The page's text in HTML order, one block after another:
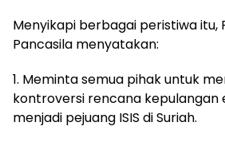
Menyikapi berbagai peristiwa itu,
Pancasila menyatakan:
1. Meminta semua pihak untuk
kontroversi rencana kepulangan
menjadi pejuang ISIS di Suriah.